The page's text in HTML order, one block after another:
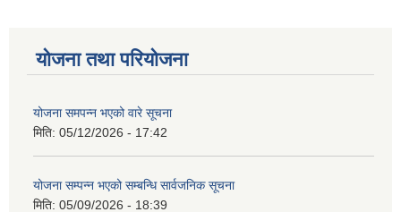
योजना तथा परियोजना
योजना समपन्न भएको वारे सूचना
मिति: 05/12/2026 - 17:42
योजना सम्पन्न भएको सम्बन्धि सार्वजनिक सूचना
मिति: 05/09/2026 - 18:39